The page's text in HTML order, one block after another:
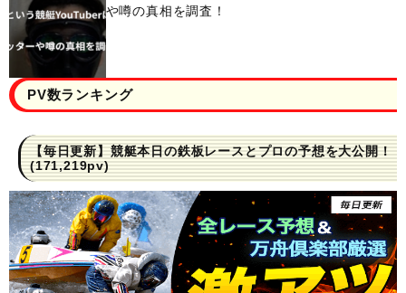
や噂の真相を調査！
PV数ランキング
【毎日更新】競艇本日の鉄板レースとプロの予想を大公開！
(171,219pv)